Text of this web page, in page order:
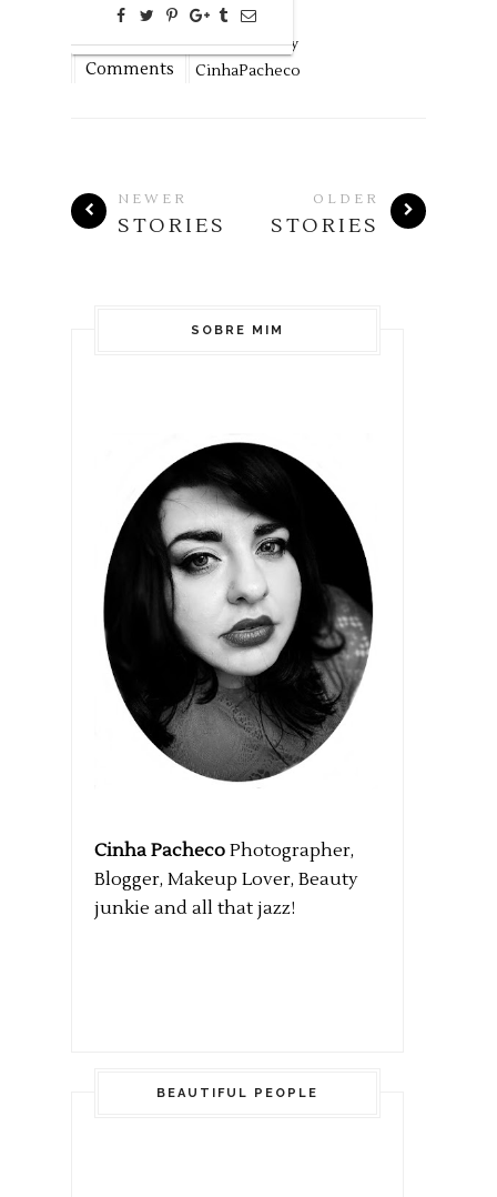
0
Comments
jul02,2022 by
CinhaPacheco
NEWER
STORIES
OLDER
STORIES
SOBRE MIM
Cinha Pacheco Photographer,
Blogger, Makeup Lover, Beauty
junkie and all that jazz!
BEAUTIFUL PEOPLE